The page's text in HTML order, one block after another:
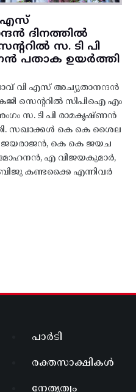
എസ്
ദിനത്തിൽ
സ. ടി പി
പതാക ഉയർത്തി
വി എസ് അച്യുതാനന്ദൻ
സെന്ററിൽ സിപിഐ എം
അംഗം സ. ടി പി രാമകൃഷ്‌ണൻ
സഖാക്കൾ കെ കെ ശൈല
ജയരാജൻ, കെ കെ ജയച
മോഹനൻ, എ വിജയകുമാർ,
കണ്ടക്കൈ എന്നിവർ
പാർടി
രക്തസാക്ഷികൾ
നേതൃത്വം